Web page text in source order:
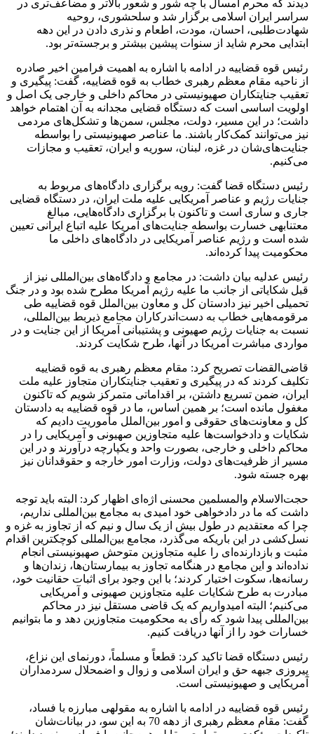
دیدند که محرم امسال با چه شور و شعور بالاتر و مضاعف‌تری در
سراسر ایران اسلامی برگزار شد و سلحشوری، روحیه
شهادت‌طلبی، احسان، مودت، اطعام و نذری دادن در این دهه
ابتدایی محرم شاید از سنوات پیشین بیشتر و برجسته‌تر بود.
رئیس قوه قضاییه در ادامه با اشاره به اهمیت فرامین اخیر صادره
از ناحیه مقام معظم رهبری خطاب به قوه قضاییه، گفت: پیگیری و
تعقیب جنایتکاران صهیونیستی در محاکم داخلی و خارجی یک اصل و
اولویت اساسی است که دستگاه قضایی مجدانه به آن اهتمام خواهد
داشت؛ در این مسیر، دولت، مجلس، سمن‌ها و تشکل‌های مردمی
نیز می‌توانند کمک‌کار باشند. ما عناصر صهیونیستی را بواسطه
جنایت‌های‌شان در غزه، لبنان، سوریه و ایران، تعقیب و مجازات
می‌کنیم.
رئیس دستگاه قضا گفت: رویه برگزاری دادگاه‌های مربوط به
جنایات رژیم و عناصر آمریکایی علیه ملت ایران، در دستگاه قضایی
جاری و ساری است و تاکنون با برگزاری دادگاه‌هایی، مبالغ
معتنابهی خسارت بواسطه جنایت‌های آمریکا علیه اتباع ایرانی تعیین
شده است و رژیم عناصر آمریکایی در دادگاه‌های داخلی ما
محکومیت پیدا کرده‌اند.
رئیس عدلیه بیان داشت: در مجامع و دادگاه‌های بین‌المللی نیز از
قبل شکایاتی از جانب ما علیه رژیم آمریکا مطرح شده بود و در جنگ
تحمیلی اخیر نیز دادستان کل و معاون بین‌الملل قوه قضاییه طی
مرقومه‌هایی خطاب به دست‌اندرکاران مجامع ذیربط بین‌المللی،
نسبت به جنایات رژیم صهیونی و پشتیبانی آمریکا از این جنایت و در
مواردی مباشرت آمریکا در آنها، طرح شکایت کردند.
قاضی‌القضات تصریح کرد: مقام معظم رهبری به قوه قضاییه
تکلیف کردند که در پیگیری و تعقیب جنایتکاران متجاوز علیه ملت
ایران، ضمن تسریع داشتن، بر اقداماتی متمرکز شویم که تاکنون
مغفول مانده است؛ بر همین اساس، ما در قوه قضاییه به دادستان
کل و معاونت‌های حقوقی و امور بین‌الملل مأموریت دادیم که
شکایات و دادخواست‌ها علیه متجاوزین صهیونی و آمریکایی را در
محاکم داخلی و خارجی، بصورت واحد و یکپارچه درآورند و در این
مسیر از ظرفیت‌های دولت، وزارت امور خارجه و حقوقدانان نیز
بهره جسته شود.
حجت‌الاسلام والمسلمین محسنی اژه‌ای اظهار کرد: البته باید توجه
داشت که ما در دادخواهی خود امیدی به مجامع بین‌المللی نداریم،
چرا که معتقدیم در طول بیش از یک سال و نیم که از تجاوز به غزه و
نسل‌کشی در این باریکه می‌گذرد، مجامع بین‌المللی کوچکترین اقدام
مثبت و بازدارنده‌ای را علیه متجاوزین متوحش صهیونیستی انجام
نداده‌اند و این مجامع در هنگامه تجاوز به بیمارستان‌ها، زندان‌ها و
رسانه‌ها، سکوت اختیار کردند؛ با این وجود برای اثبات حقانیت خود،
مبادرت به طرح شکایات علیه متجاوزین صهیونی و آمریکایی
می‌کنیم؛ البته امیدواریم که یک قاضی مستقل نیز در محاکم
بین‌المللی پیدا شود که رأی به محکومیت متجاوزین دهد و ما بتوانیم
خسارات خود را از آنها دریافت کنیم.
رئیس دستگاه قضا تاکید کرد: قطعاً و مسلماً، دورنمای این نزاع،
پیروزی جبهه حق و ایران اسلامی و زوال و اضمحلال سردمداران
آمریکایی و صهیونیستی است.
رئیس قوه قضاییه در ادامه با اشاره به مقوله‎ی مبارزه با فساد،
گفت: مقام معظم رهبری از دهه 70 به این سو، در بیانات‌شان